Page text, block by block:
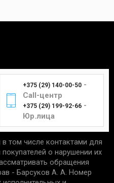
+375 (29) 140-00-50 -
Call-центр
+375 (29) 199-92-66 -
Юр.лица
том числе контактами для
о нарушении их
обращения
- Барсуков А. А. Номер